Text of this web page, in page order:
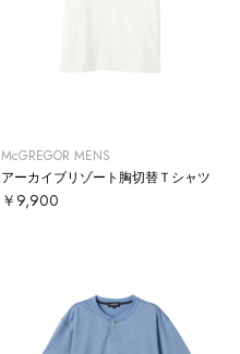
McGREGOR MENS
アーカイブリゾート胸切替Ｔシャツ
￥9,900